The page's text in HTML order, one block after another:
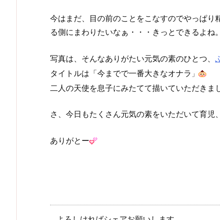
今はまだ、目の前のことをこなすのでやっぱ
る側にまわりたいなぁ・・・きっとできるよね
写真は、そんなありがたい元気の素のひとつ、
タイトルは「今までで一番大きなオナラ 」
二人の天使を息子にみたてて描いていただきま
さ、今日もたくさん元気の素をいただいて育児
ありがとー